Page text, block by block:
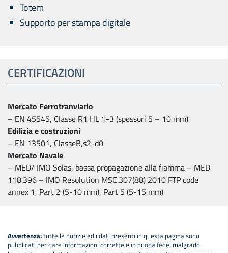
Totem
Supporto per stampa digitale
CERTIFICAZIONI
Mercato Ferrotranviario
– EN 45545, Classe R1 HL 1-3 (spessori 5 – 10 mm)
Edilizia e costruzioni
– EN 13501, ClasseB,s2-d0
Mercato Navale
– MED/ IMO Solas, bassa propagazione alla fiamma – MED
118.396 – IMO Resolution MSC.307(88) 2010 FTP code
annex 1, Part 2 (5-10 mm), Part 5 (5-15 mm)
Avvertenza:tutte le notizie ed i dati presenti in questa pagina sono
pubblicati per dare informazioni corrette e in buona fede; malgrado